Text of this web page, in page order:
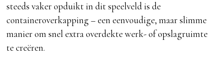
steeds vaker opduikt in dit speelveld is de
containeroverkapping – een eenvoudige, maar slimme
manier om snel extra overdekte werk- of opslagruimte
te creëren.